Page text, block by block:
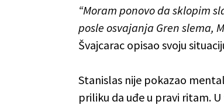
“Moram ponovo da sklopim
posle osvajanja Gren slema,
Švajcarac opisao svoju
Stanislas nije pokazao
priliku da uđe u pravi ritam.